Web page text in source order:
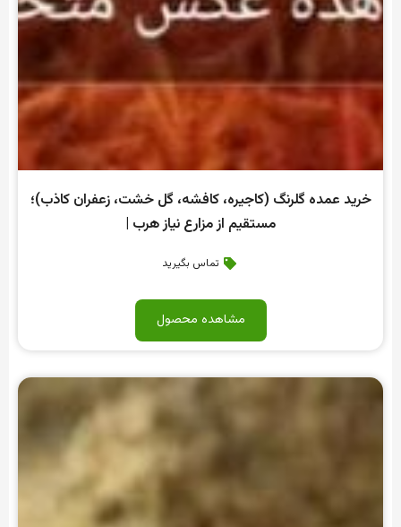
خرید عمده گلرنگ (کاجیره، کافشه، گل خشت، زعفران کاذب)؛
مستقیم از مزارع نیاز هرب |
تماس بگیرید
مشاهده محصول